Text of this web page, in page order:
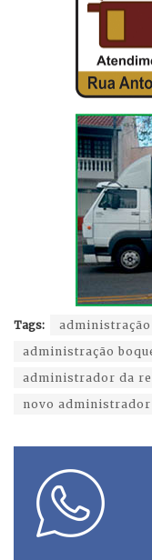
Tags:
administração
administrador da
novo